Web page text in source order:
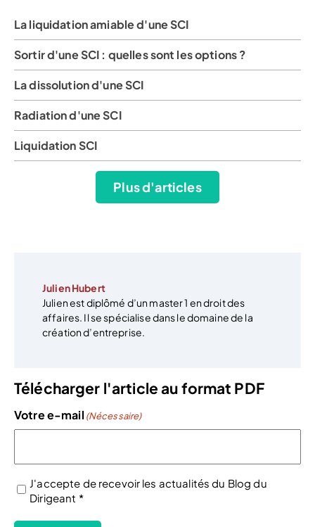
La liquidation amiable d'une SCI
Sortir d'une SCI : quelles sont les options ?
La dissolution d'une SCI
Radiation d'une SCI
Liquidation SCI
Plus d'articles
Julien Hubert
Julien est diplômé d’un master 1 en droit des
affaires. Il se spécialise dans le domaine de la
création d’entreprise.
Télécharger l'article au format PDF
Votre e-mail (Nécessaire)
(Nécessaire)
J'accepte de recevoir les actualités du Blog du
Dirigeant *